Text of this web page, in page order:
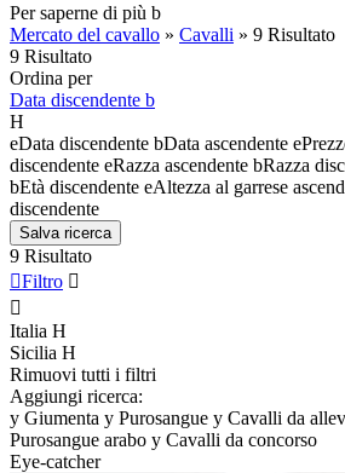
Per saperne di più b
Mercato del cavallo » Cavalli » 9 Risultato
9 Risultato
Ordina per
Data discendente b
H
eData discendente bData ascendente e
discendente eRazza ascendente bRazza
bEtà discendente eAltezza al garrese
discendente
Salva ricerca
9 Risultato
Filtro 

Italia H
Sicilia H
Rimuovi tutti i filtri
Aggiungi ricerca:
y Giumenta y Purosangue y Cavalli da
Purosangue arabo y Cavalli da concorso
Eye-catcher